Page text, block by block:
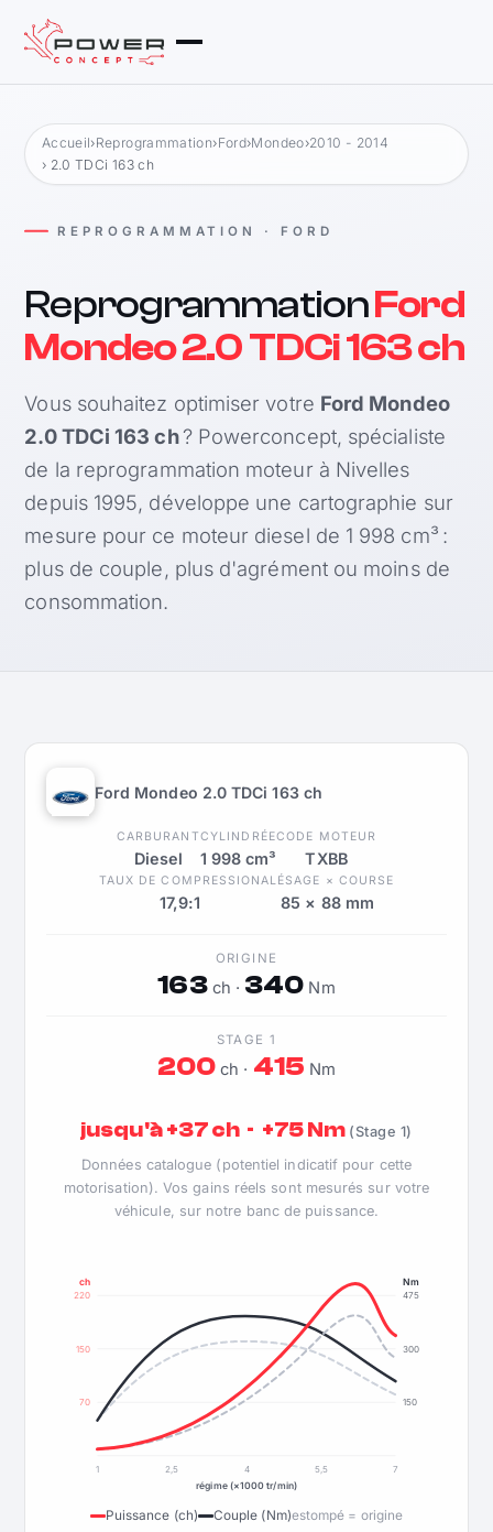
Accueil›Reprogrammation›Ford›Mondeo›2010 - 2014
› 2.0 TDCi 163 ch
REPROGRAMMATION · FORD
ReprogrammationFord
Mondeo 2.0 TDCi 163 ch
Vous souhaitez optimiser votre Ford Mondeo
2.0 TDCi 163 ch? Powerconcept, spécialiste
de la reprogrammation moteur à Nivelles
depuis 1995, développe une cartographie sur
mesure pour ce moteur diesel de 1 998 cm³ :
plus de couple, plus d'agrément ou moins de
consommation.
Ford Mondeo 2.0 TDCi 163 ch
CARBURANT
Diesel
CYLINDRÉE
1 998 cm³
CODE MOTEUR
TXBB
TAUX DE COMPRESSION
17,9:1
ALÉSAGE × COURSE
85 × 88 mm
ORIGINE
163ch · 340 Nm
STAGE 1
200 ch · 415 Nm
jusqu'à +37 ch · +75 Nm (Stage 1)
Données catalogue (potentiel indicatif pour cette
motorisation). Vos gains réels sont mesurés sur votre
véhicule, sur notre banc de puissance.
70
150
220
150
300
475
ch Nm
1 2,5 4 5,5
7
régime (×1000 tr/min)
Puissance (ch) Couple (Nm)estompé = origine